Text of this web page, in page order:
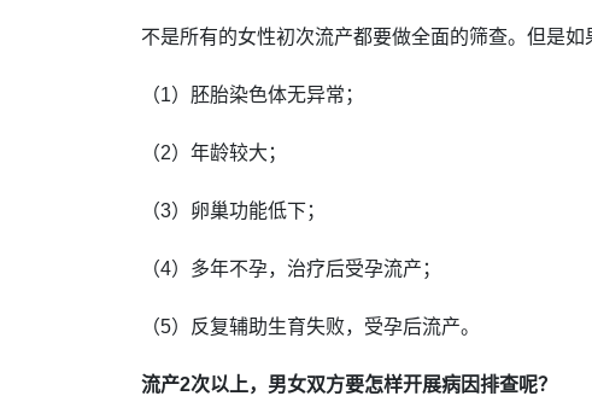
不是所有的女性初次流产都要做全面的筛查。但是如
（1）胚胎染色体无异常；
（2）年龄较大；
（3）卵巢功能低下；
（4）多年不孕，治疗后受孕流产；
（5）反复辅助生育失败，受孕后流产。
流产2次以上，男女双方要怎样开展病因排查呢？